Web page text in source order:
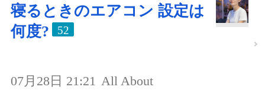
寝るときのエアコン 設定は
何度?
52
07月28日 21:21 All About